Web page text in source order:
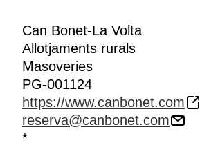
Can Bonet-La Volta
Allotjaments rurals
Masoveries
PG-001124
https://www.canbonet.com
reserva@canbonet.com
*